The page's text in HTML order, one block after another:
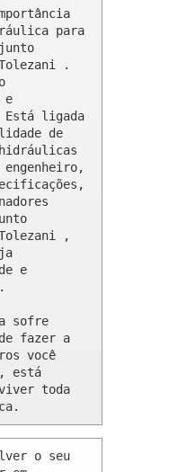
para
.
e
Está ligada
de
,
e
sofre
fazer a
você
está
toda
o seu